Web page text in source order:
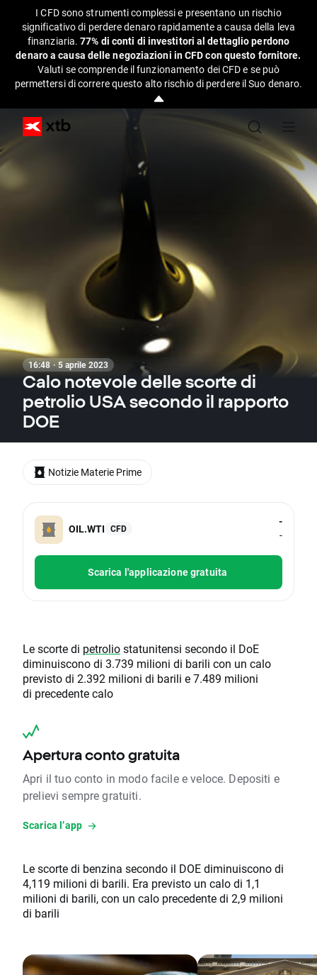
I CFD sono strumenti complessi e presentano un rischio
significativo di perdere denaro rapidamente a causa della leva
finanziaria.77% di conti di investitori al dettaglio perdono
denaro a causa delle negoziazioni in CFD con questo fornitore.
Valuti se comprende il funzionamento dei CFD e se può
permettersi di correre questo alto rischio di perdere il Suo denaro.
16:48 · 5 aprile 2023
Calo notevole delle scorte di
petrolio USA secondo il rapporto
DOE
OIL.WTI CFD
-
-
Scarica l'applicazione gratuita
Le scorte di petroliostatunitensi secondo il DoE
diminuiscono di 3.739 milioni di barili con un calo
previsto di 2.392 milioni di barili e 7.489 milioni
di precedente calo
Apertura conto gratuita
Apri il tuo conto in modo facile e veloce. Depositi e
prelievi sempre gratuiti.
Scarica l’app
Le scorte di benzina secondo il DOE diminuiscono di
4,119 milioni di barili. Era previsto un calo di 1,1
milioni di barili, con un calo precedente di 2,9 milioni
di barili
Notizie Materie Prime